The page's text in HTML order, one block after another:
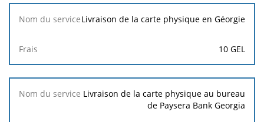
Livraison de la carte physique en Géorgie
10 GEL
Livraison de la carte physique au bureau
de Paysera Bank Georgia